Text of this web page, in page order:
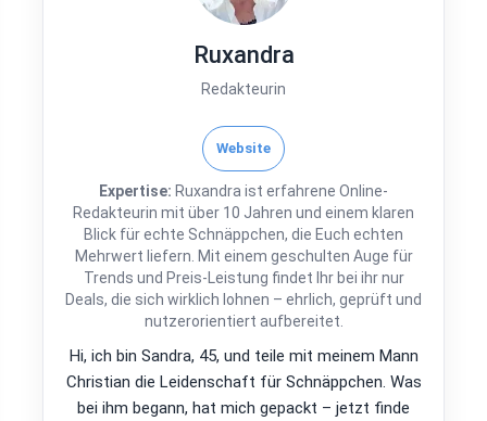
Ruxandra
Redakteurin
Website
Expertise: Ruxandra ist erfahrene Online-
Redakteurin mit über 10 Jahren und einem klaren
Blick für echte Schnäppchen, die Euch echten
Mehrwert liefern. Mit einem geschulten Auge für
Trends und Preis-Leistung findet Ihr bei ihr nur
Deals, die sich wirklich lohnen – ehrlich, geprüft und
nutzerorientiert aufbereitet.
Hi, ich bin Sandra, 45, und teile mit meinem Mann
Christian die Leidenschaft für Schnäppchen. Was
bei ihm begann, hat mich gepackt – jetzt finde